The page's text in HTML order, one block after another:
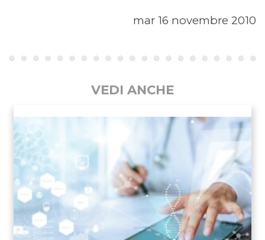
mar 16 novembre 2010
VEDI ANCHE